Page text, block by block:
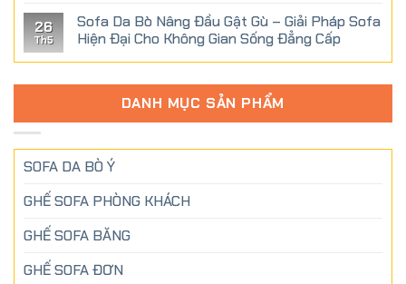
26
Th5
Sofa Da Bò Nâng Đầu Gật Gù – Giải Pháp Sofa
Hiện Đại Cho Không Gian Sống Đẳng Cấp
DANH MỤC SẢN PHẨM
SOFA DA BÒ Ý
GHẾ SOFA PHÒNG KHÁCH
GHẾ SOFA BĂNG
GHẾ SOFA ĐƠN